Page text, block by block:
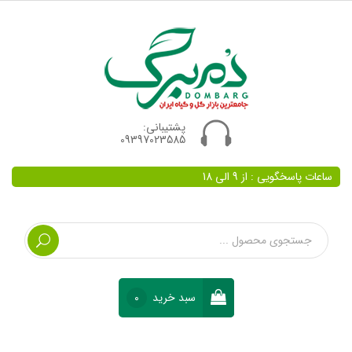
پشتیبانی:
09397023585
ساعات پاسخگویی : از 9 الی 18
سبد خرید 0